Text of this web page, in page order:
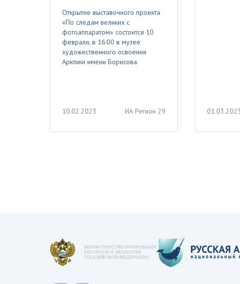
Открытие выставочного проекта
«По следам великих с
фотоаппаратом» состоится 10
февраля, в 16:00 в музее
художественного освоения
Арктики имени Борисова
10.02.2023 ИА Регион 29 01.03.2023